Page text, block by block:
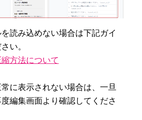
読み込めない場合は下記ガイ
い。
方法について
に表示されない場合は、一旦
編集画面より確認してくださ